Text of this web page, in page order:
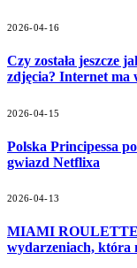
2026-04-16
Czy została jeszcze
zdjęcia? Internet
2026-04-15
Polska Principessa
gwiazd Netflixa
2026-04-13
MIAMI ROULETTE
wydarzeniach, która